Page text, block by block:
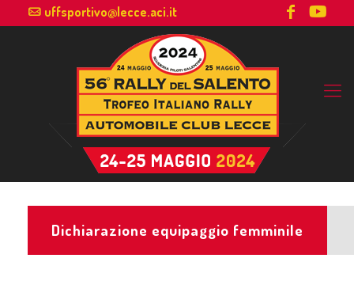
uffsportivo@lecce.aci.it
Dichiarazione equipaggio femminile